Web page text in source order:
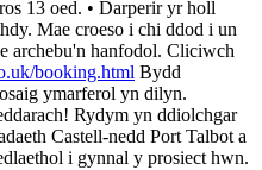
13 oed. • Darperir yr holl
Mae croeso i chi ddod i un
archebu'n hanfodol. Cliciwch
booking.html Bydd
ymarferol yn dilyn.
Rydym yn ddiolchgar
Castell-nedd Port Talbot a
i gynnal y prosiect hwn.